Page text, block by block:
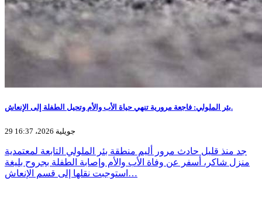
بئر الملولي: فاجعة مرورية تنهي حياة الأب والأم وتحيل الطفلة إلى الإنعاش.
29 جويلية 2026، 16:37
جد منذ قليل حادث مرور أليم منطقة بئر الملولي التابعة لمعتمدية
منزل شاكر، أسفر عن وفاة الأب والأم وإصابة الطفلة بجروح بليغة
استوجبت نقلها إلى قسم الإنعاش…